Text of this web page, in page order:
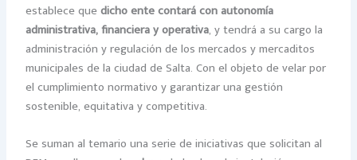
establece quedicho ente contará con autonomía
administrativa, financiera y operativa, y tendrá a su cargo la
administración y regulación de los mercados y mercaditos
municipales de la ciudad de Salta. Con el objeto de velar por
el cumplimiento normativo y garantizar una gestión
sostenible, equitativa y competitiva.
Se suman al temario una serie de iniciativas que solicitan al